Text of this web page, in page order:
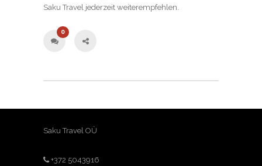
Saku Travel jederzeit weiterempfehlen.
0
Saku Travel OÜ
+372 5043916